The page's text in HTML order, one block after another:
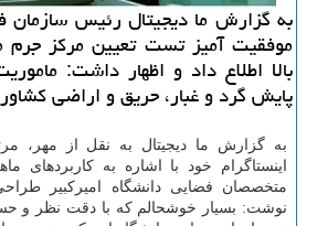
به گزارش ما دیجیتال رئیس سازمان
موفقیت آمیز تست تعیین مركز جرم
بالا اطلاع داد و اظهار داشت:
پایش گرد و غبار، حریق و اراضی
به گزارش ما دیجیتال به نقل از مهر،
اینستاگرام خود با اشاره به كاربردهای
متخصصان فضایی دانشگاه امیركبیر
نوشت: بسیار خوشحالم كه با دقت نظر و